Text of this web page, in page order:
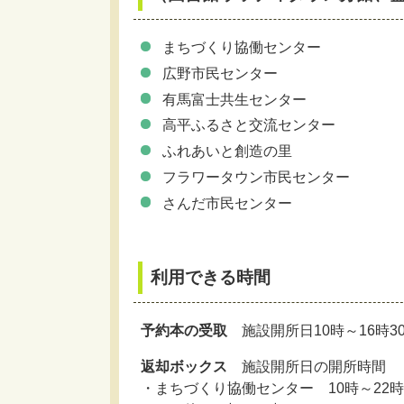
まちづくり協働センター
広野市民センター
有馬富士共生センター
高平ふるさと交流センター
ふれあいと創造の里
フラワータウン市民センター
さんだ市民センター
利用できる時間
予約本の受取 施設開所日10時～16時
返却ボックス 施設開所日の開所時間
・まちづくり協働センター 10時～22時